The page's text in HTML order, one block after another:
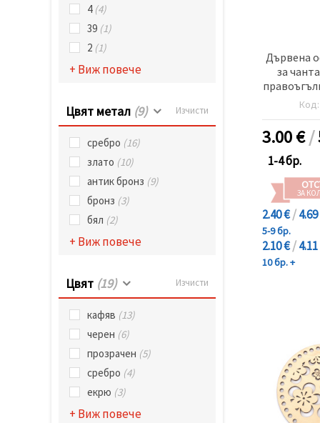
4 (4)
39 (1)
2 (1)
+ Виж повече
Цвят метал (9) Изчисти
сребро (16)
злато (10)
антик бронз (9)
бронз (3)
бял (2)
+ Виж повече
Цвят (19) Изчисти
кафяв (13)
черен (6)
прозрачен (5)
сребро (4)
екрю (3)
+ Виж повече
Дървена
за
мм Код:
3.00€/
1-4 бр.
ЗА
2.40 €/
5-9 бр.
2.10 €/
10 бр. +